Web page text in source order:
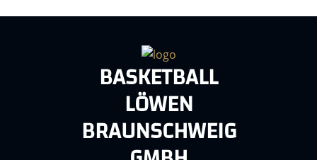
BASKETBALL
LÖWEN
BRAUNSCHWEIG